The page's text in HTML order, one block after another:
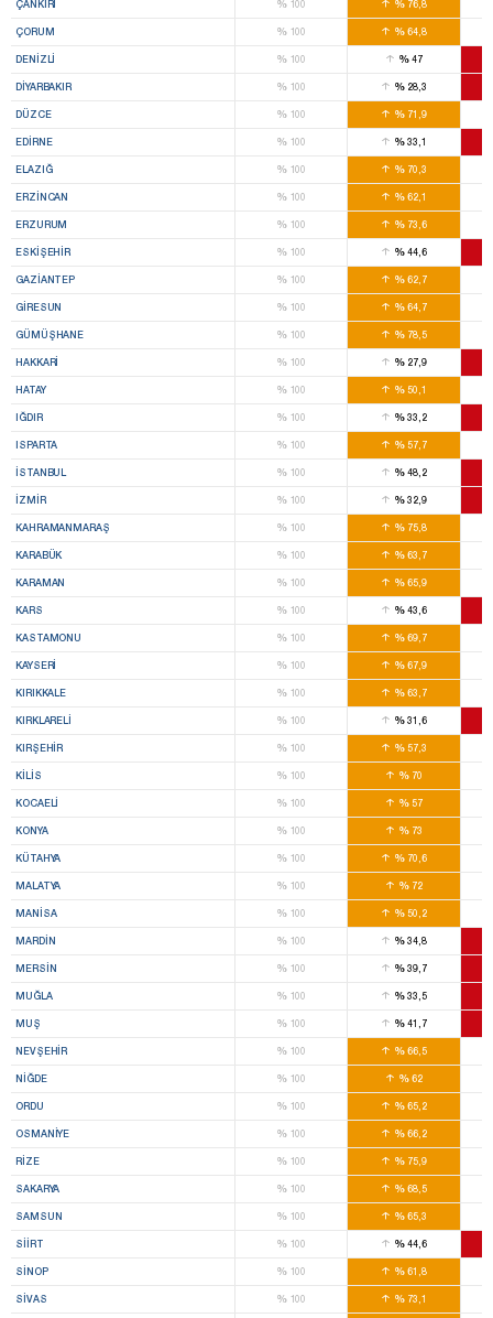
ÇANKIRI %100 %76,8
ÇORUM %100 %64,8
DENIZLI %100 %47
DIYARBAKIR %100 %28,3
DÜZCE %100 %71,9
EDIRNE %100 %33,1
ELAZIĞ %100 %70,3
ERZINCAN %100 %62,1
ERZURUM %100 %73,6
ESKIŞEHIR %100 %44,6
GAZIANTEP %100 %62,7
GIRESUN %100 %64,7
GÜMÜŞHANE %100 %78,5
HAKKARI %100 %27,9
HATAY %100 %50,1
IĞDIR %100 %33,2
ISPARTA %100 %57,7
İSTANBUL %100 %48,2
İZMIR %100 %32,9
KAHRAMANMARAŞ %100 %75,8
KARABÜK %100 %63,7
KARAMAN %100 %65,9
KARS %100 %43,6
KASTAMONU %100 %69,7
KAYSERI %100 %67,9
KIRIKKALE %100 %63,7
KIRKLARELI %100 %31,6
KIRŞEHIR %100 %57,3
KILIS %100 %70
KOCAELI %100 %57
KONYA %100 %73
KÜTAHYA %100 %70,6
MALATYA %100 %72
MANISA %100 %50,2
MARDIN %100 %34,8
MERSIN %100 %39,7
MUĞLA %100 %33,5
MUŞ %100 %41,7
NEVŞEHIR %100 %66,5
NIĞDE %100 %62
ORDU %100 %65,2
OSMANIYE %100 %66,2
RIZE %100 %75,9
SAKARYA %100 %68,5
SAMSUN %100 %65,3
SIIRT %100 %44,6
SINOP %100 %61,8
SIVAS %100 %73,1